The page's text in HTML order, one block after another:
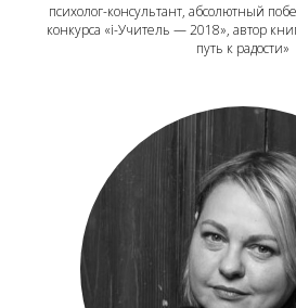
психолог-консультант, абсолютный
конкурса «i-Учитель — 2018», автор
путь к радости»